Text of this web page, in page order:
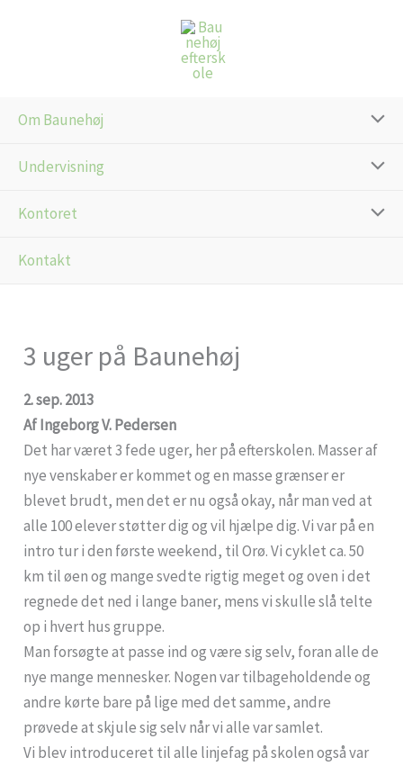
Om Baunehøj
Undervisning
Kontoret
Kontakt
3 uger på Baunehøj
2. sep. 2013
Af Ingeborg V. Pedersen
Det har været 3 fede uger, her på efterskolen. Masser af
nye venskaber er kommet og en masse grænser er
blevet brudt, men det er nu også okay, når man ved at
alle 100 elever støtter dig og vil hjælpe dig. Vi var på en
intro tur i den første weekend, til Orø. Vi cyklet ca. 50
km til øen og mange svedte rigtig meget og oven i det
regnede det ned i lange baner, mens vi skulle slå telte
op i hvert hus gruppe.
Man forsøgte at passe ind og være sig selv, foran alle de
nye mange mennesker. Nogen var tilbageholdende og
andre kørte bare på lige med det samme, andre
prøvede at skjule sig selv når vi alle var samlet.
Vi blev introduceret til alle linjefag på skolen også var